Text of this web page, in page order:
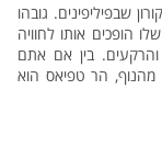
שבפיליפינים. גובהו
הופכים אותו לחוויה
והרקעים. בין אם אתם
מהנוף, הר טפיאס הוא